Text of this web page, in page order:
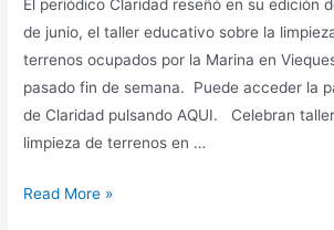
El periódico Claridad reseñó en su edición
de junio, el taller educativo sobre la
terrenos ocupados por la Marina en
pasado fin de semana. Puede acceder la
de Claridad pulsando AQUI. Celebran
limpieza de terrenos en …
Taller
Read More »